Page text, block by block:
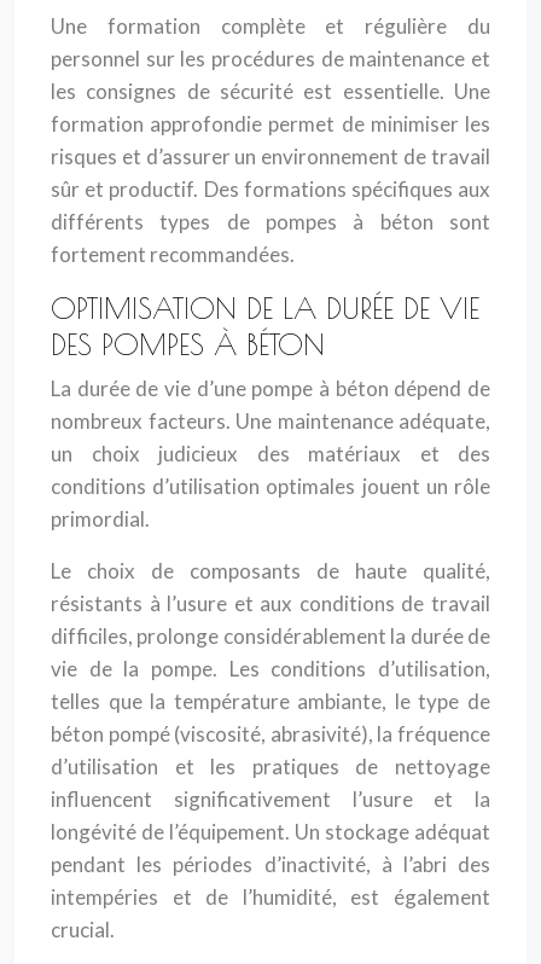
Une formation complète et régulière du
personnel sur les procédures de maintenance et
les consignes de sécurité est essentielle. Une
formation approfondie permet de minimiser les
risques et d’assurer un environnement de travail
sûr et productif. Des formations spécifiques aux
différents types de pompes à béton sont
fortement recommandées.
OPTIMISATION DE LA DURÉE DE VIE
DES POMPES À BÉTON
La durée de vie d’une pompe à béton dépend de
nombreux facteurs. Une maintenance adéquate,
un choix judicieux des matériaux et des
conditions d’utilisation optimales jouent un rôle
primordial.
Le choix de composants de haute qualité,
résistants à l’usure et aux conditions de travail
difficiles, prolonge considérablement la durée de
vie de la pompe. Les conditions d’utilisation,
telles que la température ambiante, le type de
béton pompé (viscosité, abrasivité), la fréquence
d’utilisation et les pratiques de nettoyage
influencent significativement l’usure et la
longévité de l’équipement. Un stockage adéquat
pendant les périodes d’inactivité, à l’abri des
intempéries et de l’humidité, est également
crucial.